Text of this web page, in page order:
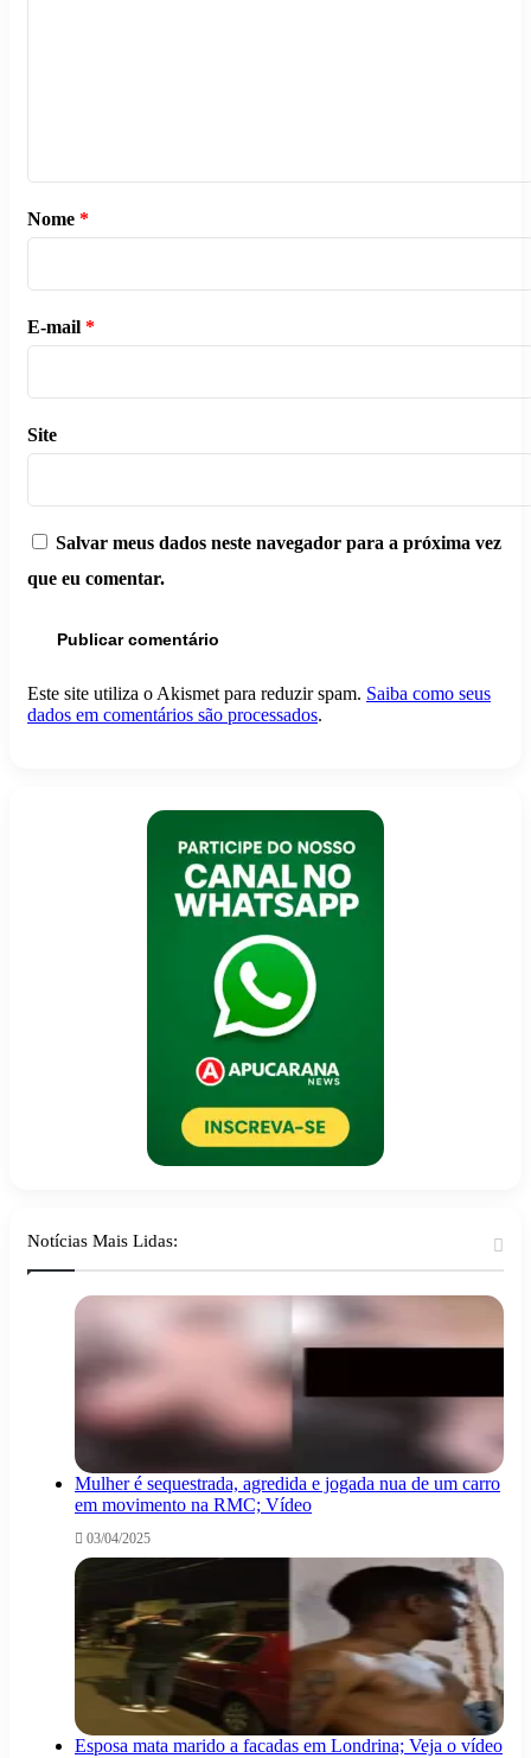
Nome *
E-mail *
Site
Salvar meus dados neste navegador para a próxima vez
que eu comentar.
Este site utiliza o Akismet para reduzir spam. Saiba como seus
dados em comentários são processados.
Notícias Mais Lidas:
Mulher é sequestrada, agredida e jogada nua de um carro
em movimento na RMC; Vídeo
03/04/2025
Esposa mata marido a facadas em Londrina; Veja o vídeo